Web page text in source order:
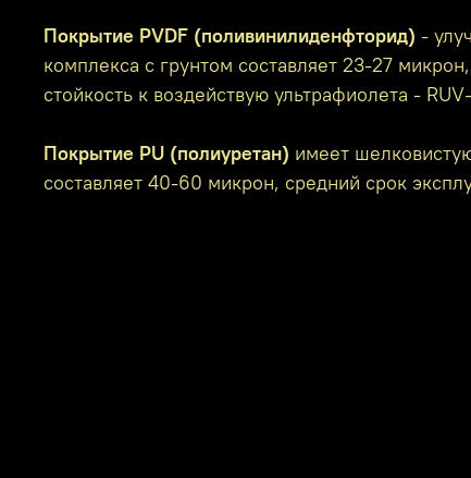
Покрытие PVDF (поливинилиденфторид) -
комплекса с грунтом составляет 23-27
стойкость к воздействую ультрафиолета -
Покрытие PU (полиуретан) имеет
составляет 40-60 микрон, средний срок